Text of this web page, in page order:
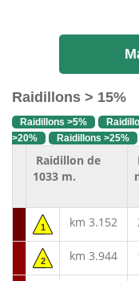
Raidillons > 15%
Raidillons >5%
>20%
Raidillons >25%
Raidillon de
1033 m.
1 km 3.152
2 km 3.944